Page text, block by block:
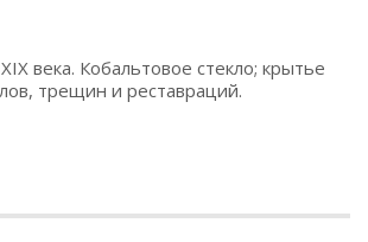
века. Кобальтовое стекло; крытье
трещин и реставраций.